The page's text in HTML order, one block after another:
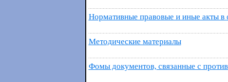
Нормативные правовые и иные акты
Методические материалы
Фомы документов, связанные с